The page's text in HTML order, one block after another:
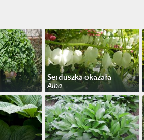
Serduszka okazała
Alba